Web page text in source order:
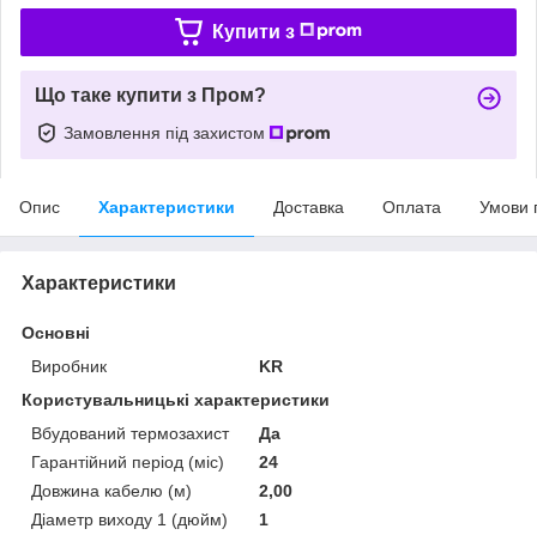
Купити з
Що таке купити з Пром?
Замовлення під захистом
Опис Характеристики Доставка Оплата Умови
Характеристики
Основні
Виробник
KR
Користувальницькі характеристики
Вбудований термозахист
Да
Гарантійний період (міс)
24
Довжина кабелю (м)
2,00
Діаметр виходу 1 (дюйм)
1